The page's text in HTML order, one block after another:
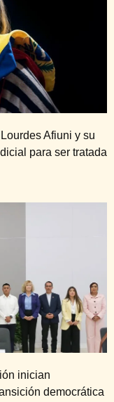
Afiuni y su
para ser tratada
inician
democrática